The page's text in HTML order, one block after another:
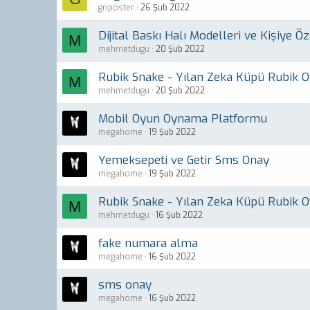
griposter 26 Şub 2022
M Dijital Baskı Halı Modelleri ve Kişiye
mehmetdugu 20 Şub 2022
M Rubik Snake - Yılan Zeka Küpü Rubik
mehmetdugu 20 Şub 2022
Mobil Oyun Oynama Platformu
megahome 19 Şub 2022
Yemeksepeti ve Getir Sms Onay
megahome 19 Şub 2022
M Rubik Snake - Yılan Zeka Küpü Rubik
mehmetdugu 16 Şub 2022
fake numara alma
megahome 16 Şub 2022
sms onay
megahome 16 Şub 2022